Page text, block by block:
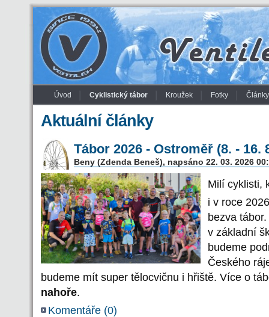
Úvod Cyklistický tábor Kroužek Fotky Články
Aktuální články
Tábor 2026 - Ostroměř (8. - 16.
Beny (Zdenda Beneš), napsáno 22. 03. 2026
Milí cyklisti,
i v roce
bezva
v základní
budeme
Českého
budeme mít super tělocvičnu i hřiště. Více o
nahoře.
Komentáře (0)